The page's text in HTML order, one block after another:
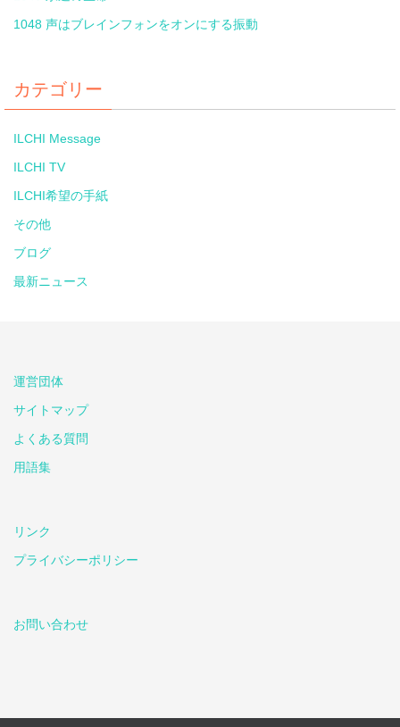
1048 声はブレインフォンをオンにする振動
カテゴリー
ILCHI Message
ILCHI TV
ILCHI希望の手紙
その他
ブログ
最新ニュース
運営団体
サイトマップ
よくある質問
用語集
リンク
プライバシーポリシー
お問い合わせ